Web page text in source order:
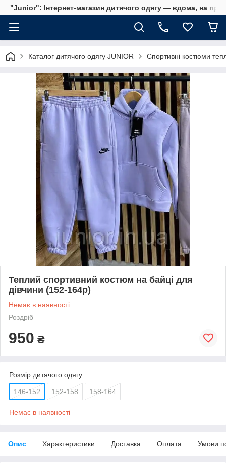
"Junior": Інтернет-магазин дитячого одягу — вдома, на
Каталог дитячого одягу JUNIOR Спортивні костюми
Теплий спортивний костюм на байці для
дівчини (152-164р)
Немає в наявності
Роздріб
950 ₴
Розмір дитячого одягу
146-152 152-158 158-164
Немає в наявності
Опис Характеристики Доставка Оплата Умови